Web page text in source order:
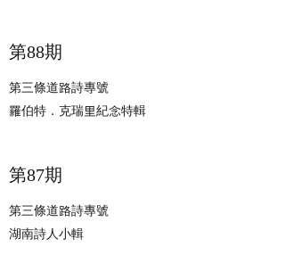
第88期
第三條道路詩專號
羅伯特．克瑞里紀念特輯
第87期
第三條道路詩專號
湖南詩人小輯